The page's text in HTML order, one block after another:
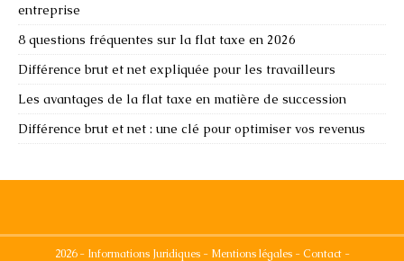
entreprise
8 questions fréquentes sur la flat taxe en 2026
Différence brut et net expliquée pour les travailleurs
Les avantages de la flat taxe en matière de succession
Différence brut et net : une clé pour optimiser vos revenus
2026 - Informations Juridiques - Mentions légales - Contact -